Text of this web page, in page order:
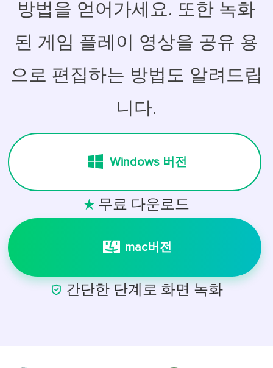
방법을 얻어가세요. 또한 녹화
된 게임 플레이 영상을 공유 용
으로 편집하는 방법도 알려드립
니다.
Windows 버전
 무료 다운로드
mac버전
 간단한 단계로 화면 녹화